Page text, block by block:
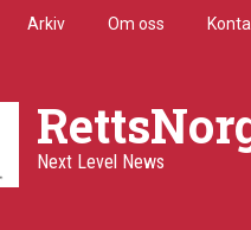
Arkiv Om oss
Next Level News